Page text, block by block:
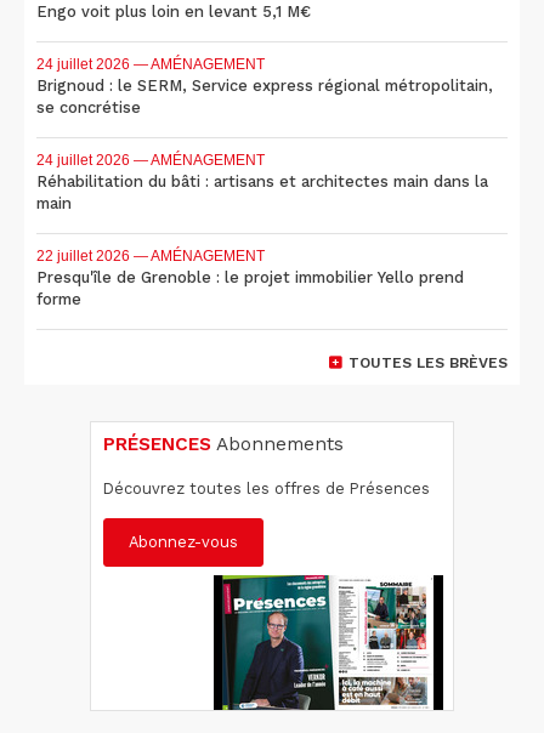
Engo voit plus loin en levant 5,1 M€
24 juillet 2026 — AMÉNAGEMENT
Brignoud : le SERM, Service express régional métropolitain,
se concrétise
24 juillet 2026 — AMÉNAGEMENT
Réhabilitation du bâti : artisans et architectes main dans la
main
22 juillet 2026 — AMÉNAGEMENT
Presqu'île de Grenoble : le projet immobilier Yello prend
forme
TOUTES LES BRÈVES
PRÉSENCES Abonnements
Découvrez toutes les offres de Présences
Abonnez-vous